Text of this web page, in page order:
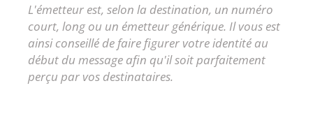
L'émetteur est, selon la destination, un numéro
court, long ou un émetteur générique. Il vous est
ainsi conseillé de faire figurer votre identité au
début du message afin qu'il soit parfaitement
perçu par vos destinataires.